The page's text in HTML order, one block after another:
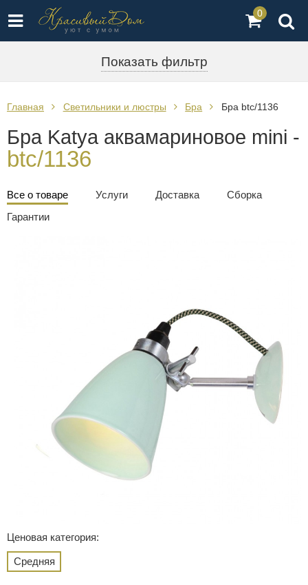
0
Показать фильтр
Главная Светильники и люстры Бра Бра btc/1136
Бра Katya аквамариновое mini -
btc/1136
Все о товаре Услуги Доставка
Сборка
Гарантии
Ценовая категория:
Средняя